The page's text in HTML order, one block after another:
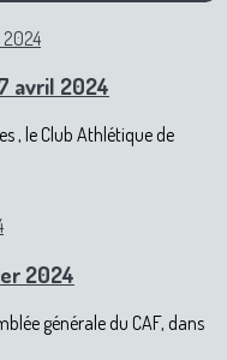
avril 2024
, le Club Athlétique de
2024
générale du CAF, dans